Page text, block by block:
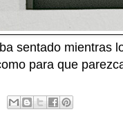
sentado mientras
para que